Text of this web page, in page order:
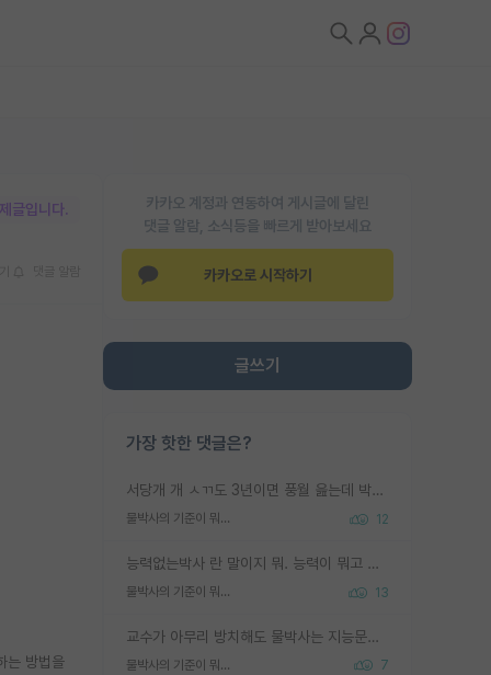
카카오 계정과 연동하여 게시글에 달린
댓글 알람, 소식등을 빠르게 받아보세요
카카오로 시작하기
글쓰기
가장 핫한 댓글은?
서당개 개 ㅅㄲ도 3년이면 풍월 읊는데 박사 5년 이상 대리고 있으면서 물된건 교수 탓 맞는ㄱ게 거기가 서당이 아니란 소리임
물박사의 기준이 뭐임? 12
능력없는박사 란 말이지 뭐. 능력이 뭐고 능력이 있다는게 뭔지는 사람마다 기준이 다르니까 얘기해봐야 서로 자기 기준만 얘기해서 논쟁이 끝이 안나고. 주위에서 능력있고 야심있는 신입생이 교수가 유의미한 피드백을 아예 안주면서 제대로된 과제에 참여해볼 기회도 제공하지 않고 잡일 뺑뺑이만 돌려서 맨날 단순작업만 하면서 밤새다가 눈빛이 점점 죽어가는걸 본 사람은 물박사는 교수탓이라고 하고, 교수는 이것저것 알려도 주고 기회도 주고 사수 동기 붙여주면서 어떻게든 끌고가려고 하는데 본인이 매일 뺀질거리면서 출근 하는둥마는둥 하다가 기껏 와서도 폰이나 쳐다보다가 실험 망치고 저녁약속있어서 먼저 가볼게요~ 하는걸 본 사람은 물박사는 본인탓이라고 함.
물박사의 기준이 뭐임? 13
교수가 아무리 방치해도 물박사는 지능문제고 본인 의지 문제임. 만물 교수탓 하는 애들이 이상한거임.
물박사의 기준이 뭐임? 7
글입니다.
는 방법을